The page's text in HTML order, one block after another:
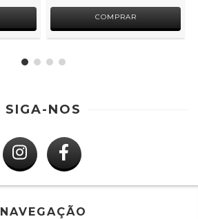
COMPRAR
SIGA-NOS
NAVEGAÇÃO